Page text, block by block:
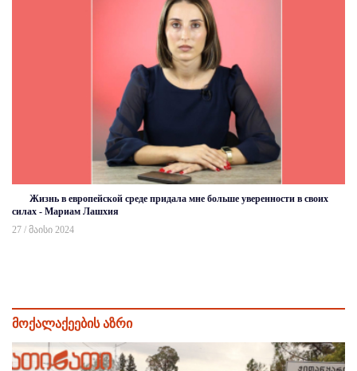
Жизнь в европейской среде придала мне больше уверенности в своих
силах - Мариам Лашхия
27 / მაისი 2024
მოქალაქეების აზრი